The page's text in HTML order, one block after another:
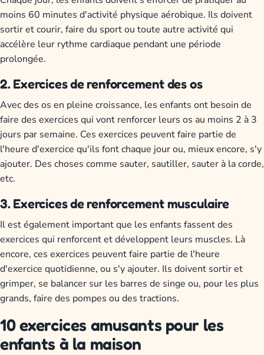
moins 60 minutes d'activité physique aérobique. Ils doivent
sortir et courir, faire du sport ou toute autre activité qui
accélère leur rythme cardiaque pendant une période
prolongée.
2. Exercices de renforcement des os
Avec des os en pleine croissance, les enfants ont besoin de
faire des exercices qui vont renforcer leurs os au moins 2 à 3
jours par semaine. Ces exercices peuvent faire partie de
l'heure d'exercice qu'ils font chaque jour ou, mieux encore, s'y
ajouter. Des choses comme sauter, sautiller, sauter à la corde,
etc.
3. Exercices de renforcement musculaire
Il est également important que les enfants fassent des
exercices qui renforcent et développent leurs muscles. Là
encore, ces exercices peuvent faire partie de l'heure
d'exercice quotidienne, ou s'y ajouter. Ils doivent sortir et
grimper, se balancer sur les barres de singe ou, pour les plus
grands, faire des pompes ou des tractions.
10 exercices amusants pour les
enfants à la maison